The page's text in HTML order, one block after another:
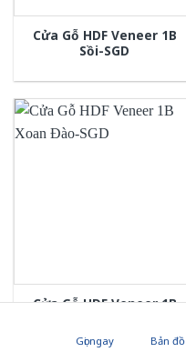
Cửa Gỗ HDF Veneer 1B
Sồi-SGD
Cửa Gỗ HDF Veneer 1B
Gọi ngay Bản đồ